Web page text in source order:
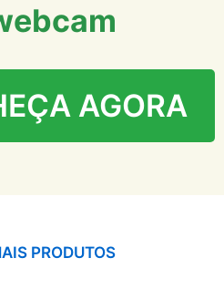
AGORA
PRODUTOS